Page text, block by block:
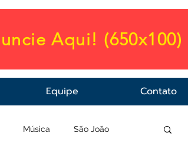
Aqui! (650x100)
Equipe Contato
Música São João